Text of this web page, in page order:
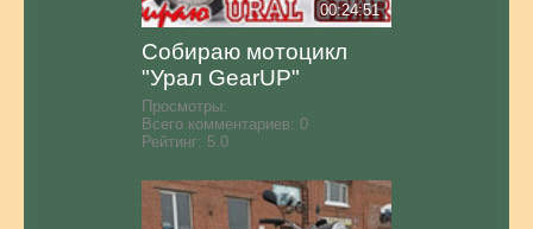
00:24:51
Собираю мотоцикл
"Урал GearUP"
Просмотры:
Всего комментариев: 0
Рейтинг: 5.0